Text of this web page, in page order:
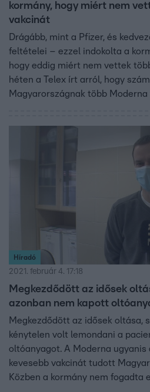
kormány, hogy miért nem
vakcinát
Drágább, mint a Pfizer, és
feltételei – ezzel indokolta a
hogy eddig miért nem vettek
héten a Telex írt arról, hogy
Magyarországnak több Moderna
nevezte. A DK szerint a
rendelkezésre álló uniós
mutogatva közben a kínaival
Híradó
2021. február 4. 17:18
Megkezdődött az idősek
azonban nem kapott
Megkezdődött az idősek oltása,
kénytelen volt lemondani a
oltóanyagot. A Moderna ugyanis
kevesebb vakcinát tudott
Közben a kormány nem fogadta